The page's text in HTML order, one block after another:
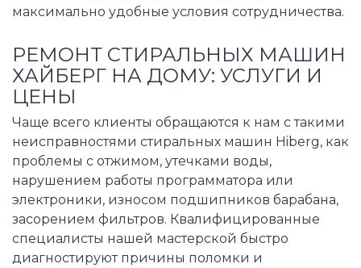
максимально удобные условия сотрудничества.
РЕМОНТ СТИРАЛЬНЫХ МАШИН
ХАЙБЕРГ НА ДОМУ: УСЛУГИ И
ЦЕНЫ
Чаще всего клиенты обращаются к нам с такими
неисправностями стиральных машин Hiberg, как
проблемы с отжимом, утечками воды,
нарушением работы программатора или
электроники, износом подшипников барабана,
засорением фильтров. Квалифицированные
специалисты нашей мастерской быстро
диагностируют причины поломки и